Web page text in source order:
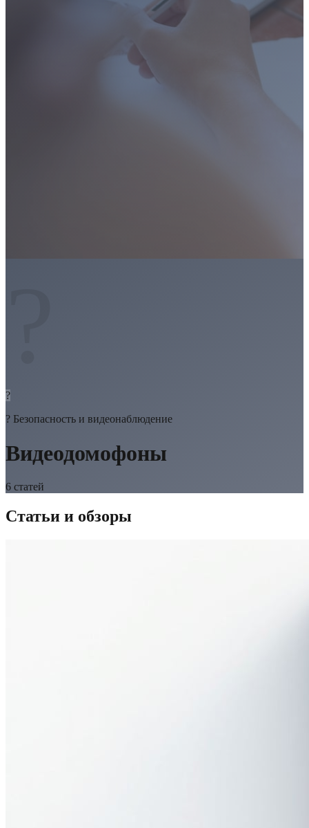
?
? Безопасность и видеонаблюдение
Видеодомофоны
6 статей
Статьи и обзоры